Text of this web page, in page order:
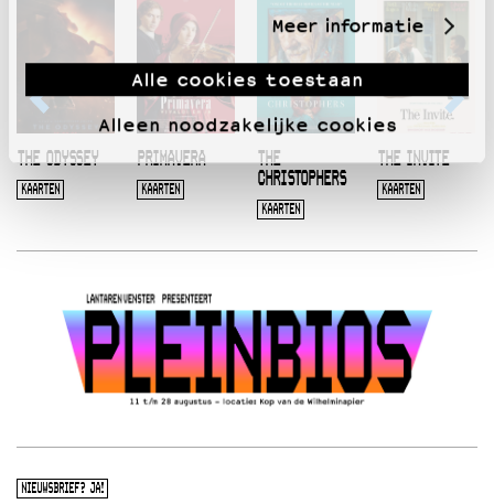
Meer informatie
Alle cookies toestaan
Alleen noodzakelijke cookies
THE ODYSSEY
KAARTEN
PRIMAVERA
KAARTEN
THE
CHRISTOPHERS
KAARTEN
THE INVITE
KAARTEN
NIEUWSBRIEF? JA!